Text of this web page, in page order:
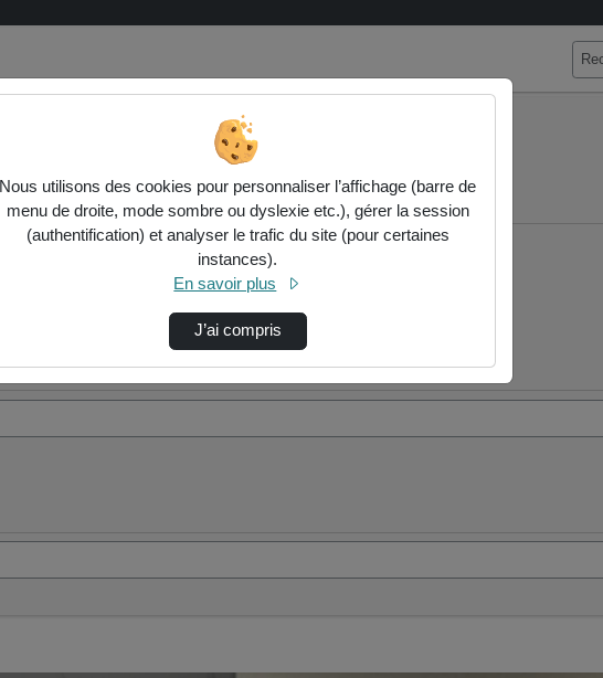
Nous utilisons des cookies pour personnaliser l’affichage (barre de
menu de droite, mode sombre ou dyslexie etc.), gérer la session
(authentification) et analyser le trafic du site (pour certaines
instances).
En savoir plus
J’ai compris